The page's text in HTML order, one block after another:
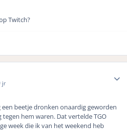
Twitch?
jr
beetje dronken onaardig geworden
hem waren. Dat vertelde TGO
week die ik van het weekend heb